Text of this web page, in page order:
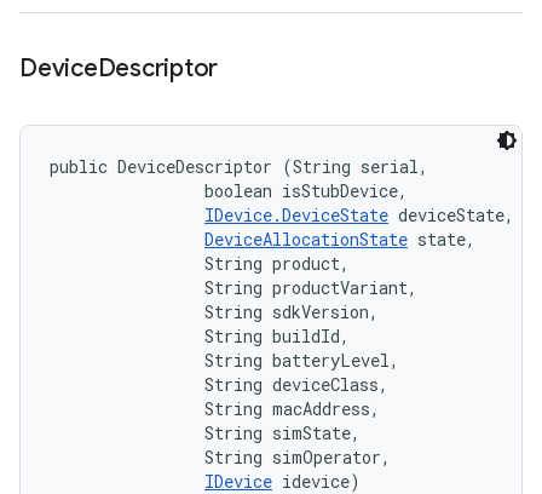
DeviceDescriptor
public DeviceDescriptor (String serial,
                boolean isStubDevice,
IDevice.DeviceState deviceState,
DeviceAllocationState state,
                String product,
                String productVariant,
                String sdkVersion,
                String buildId,
                String batteryLevel,
                String deviceClass,
                String macAddress,
                String simState,
                String simOperator,
IDevice idevice)